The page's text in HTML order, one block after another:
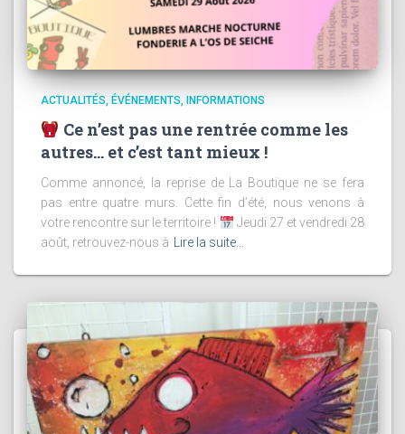
ACTUALITÉS ÉVÉNEMENTS INFORMATIONS
Ce n’est pas une rentrée comme les
autres… et c’est tant mieux !
Comme annoncé, la reprise de La Boutique ne se fera
pas entre quatre murs. Cette fin d’été, nous venons à
votre rencontre sur le territoire !
Jeudi 27 et vendredi 28
août, retrouvez-nous à Lire la suite…